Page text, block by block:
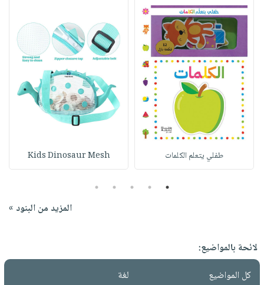
طفلي يتعلم الكلمات Kids Dinosaur Mesh
1
2
3
4
5
المزيد من البنود »
لائحة بالمواضيع:
كل المواضيع
لغة